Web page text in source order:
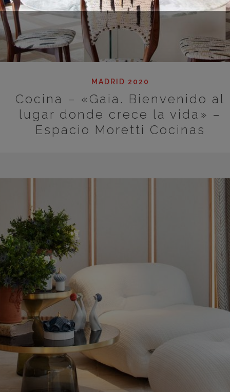
MADRID 2020
Cocina – «Gaia. Bienvenido al
lugar donde crece la vida» –
Espacio Moretti Cocinas